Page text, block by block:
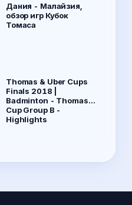
Дания - Малайзия,
обзор игр Кубок
Томаса
Thomas & Uber Cups
Finals 2018 |
Badminton - Thomas
Cup Group B -
Highlights